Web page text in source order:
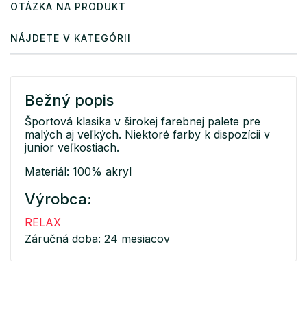
OTÁZKA NA PRODUKT
NÁJDETE V KATEGÓRII
Bežný popis
Športová klasika v širokej farebnej palete pre
malých aj veľkých. Niektoré farby k dispozícii v
junior veľkostiach.
Materiál: 100% akryl
Výrobca:
RELAX
Záručná doba: 24 mesiacov